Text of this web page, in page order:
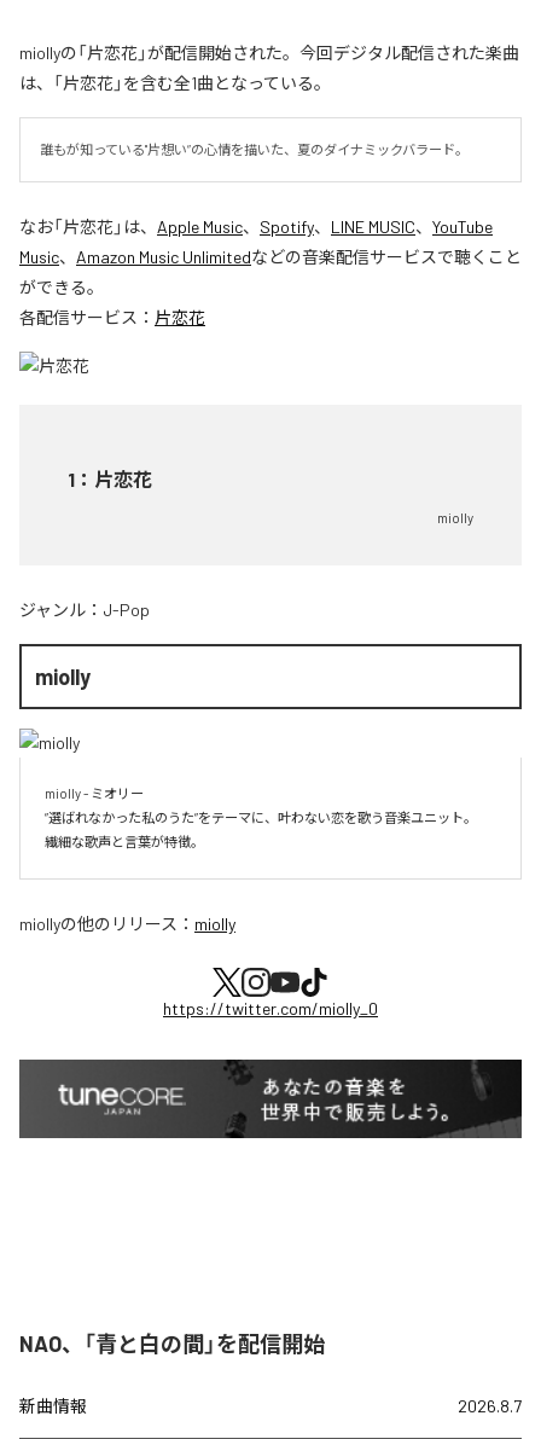
miollyの「片恋花」が配信開始された。今回デジタル配信された楽曲
は、「片恋花」を含む全1曲となっている。
誰もが知っている"片想い”の心情を描いた、夏のダイナミックバラード。
なお「片恋花」は、 Apple Music、 Spotify、 LINE MUSIC、 YouTube
Music、 Amazon Music Unlimitedなどの音楽配信サービスで聴くこと
ができる。
各配信サービス： 片恋花
1 ： 片恋花
miolly
ジャンル： J-Pop
miolly
miolly - ミオリー
”選ばれなかった私のうた”をテーマに、叶わない恋を歌う音楽ユニット。
miollyの他のリリース： miolly
https://twitter.com/miolly_0
NAO、「青と白の間」を配信開始
新曲情報 2026.8.7